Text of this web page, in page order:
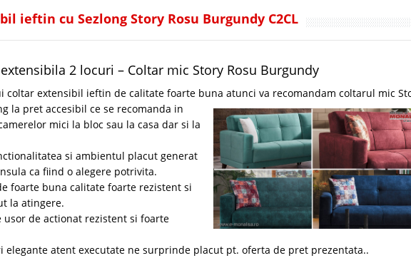
ieftin cu Sezlong Story Rosu Burgundy C2CL
2 locuri – Coltar mic Story Rosu Burgundy
coltar extensibil ieftin de calitate foarte buna atunci va recomandam coltarul mic
la pret accesibil ce se recomanda in
mici la bloc sau la casa dar si la
si ambientul placut generat
ca fiind o alegere potrivita.
foarte buna calitate foarte rezistent si
la atingere.
usor de actionat rezistent si foarte
elegante atent executate ne surprinde placut pt. oferta de pret prezentata..